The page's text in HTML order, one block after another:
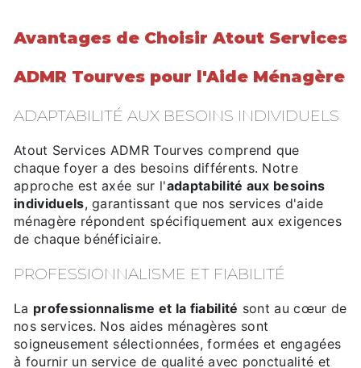
Avantages de Choisir Atout Services
ADMR Tourves pour l'Aide Ménagère
ADAPTABILITÉ AUX BESOINS INDIVIDUELS
Atout Services ADMR Tourves comprend que
chaque foyer a des besoins différents. Notre
approche est axée sur l'adaptabilité aux besoins
individuels, garantissant que nos services d'aide
ménagère répondent spécifiquement aux exigences
de chaque bénéficiaire.
PROFESSIONNALISME ET FIABILITÉ
La professionnalisme et la fiabilité sont au cœur de
nos services. Nos aides ménagères sont
soigneusement sélectionnées, formées et engagées
à fournir un service de qualité avec ponctualité et